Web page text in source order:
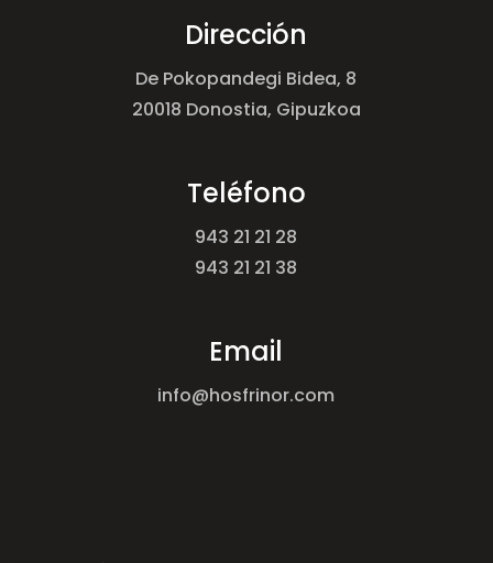
Dirección
De Pokopandegi Bidea, 8
20018 Donostia, Gipuzkoa
Teléfono
943 21 21 28
943 21 21 38
Email
info@hosfrinor.com